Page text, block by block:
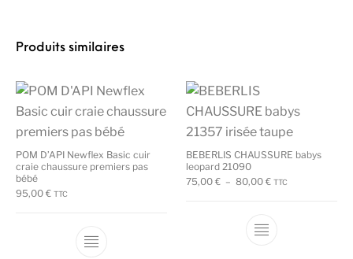
Produits similaires
POM D’API Newflex Basic cuir
craie chaussure premiers pas
bébé
95,00€ TTC
Ce produit a plusieurs variations. Les
BEBERLIS CHAUSSURE babys
leopard 21090
75,00 € – 80,00 €Plage de prix :
TTC
Ce produit a